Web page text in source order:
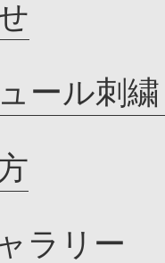
ール刺
ラリー